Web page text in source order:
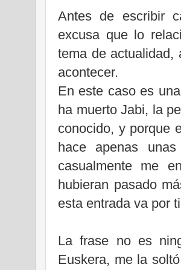
Antes de escribir
excusa que lo
tema de actualidad,
acontecer.
En este caso es
ha muerto Jabi, la
conocido, y porque
hace apenas
casualmente me
hubieran pasado
esta entrada va por
La frase no es
Euskera, me la